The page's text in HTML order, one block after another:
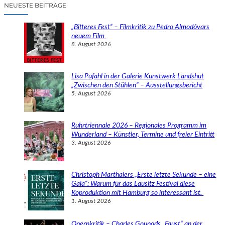
NEUESTE BEITRÄGE
„Bitteres Fest“ – Filmkritik zu Pedro Almodóvars
neuem Film
8. August 2026
Lisa Pufahl in der Galerie Kunstwerk Landshut
„Zwischen den Stühlen“ – Ausstellungsbericht
5. August 2026
Ruhrtriennale 2026 – Regionales Programm im
Wunderland – Künstler, Termine und freier Eintritt
3. August 2026
Christoph Marthalers „Erste letzte Sekunde – eine
Gala“: Warum für das Lausitz Festival diese
Koproduktion mit Hamburg so interessant ist.
1. August 2026